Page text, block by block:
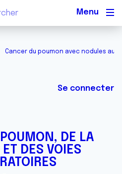
Cancer du poumon avec nodules au
Se connecter
DE LA
DES VOIES